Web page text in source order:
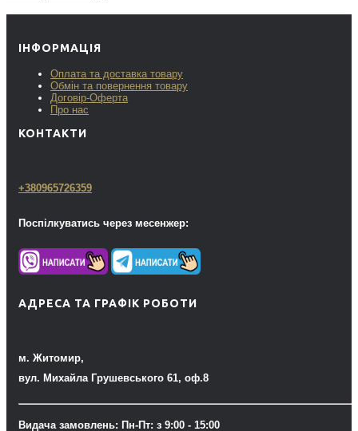
ІНФОРМАЦІЯ
Оплата та доставка товару
Обмін та повернення товару
Договір-Оферта
Про нас
КОНТАКТИ
+380965726359
Поспілкуватись через месенжер:
АДРЕСА ТА ГРАФІК РОБОТИ
м. Житомир,
вул. Михайла Грушевського 61, оф.8
Видача замовлень: Пн-Пт: з 9:00 - 15:00